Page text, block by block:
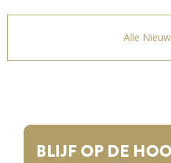
Alle
BLIJF OP DE